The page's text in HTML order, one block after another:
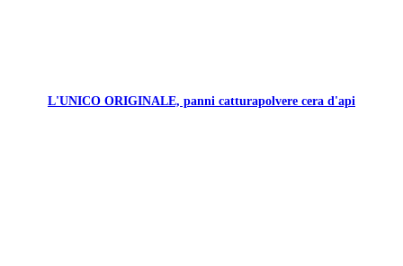
L'UNICO ORIGINALE, panni catturapolvere cera d'api